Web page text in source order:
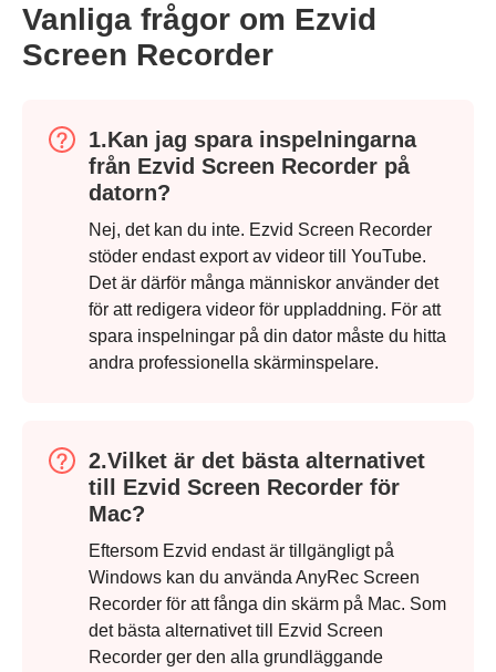
Steg 3.
Vanliga frågor om Ezvid
Screen Recorder
1.Kan jag spara inspelningarna
från Ezvid Screen Recorder på
datorn?
Nej, det kan du inte. Ezvid Screen Recorder
stöder endast export av videor till YouTube.
Det är därför många människor använder det
för att redigera videor för uppladdning. För att
spara inspelningar på din dator måste du hitta
andra professionella skärminspelare.
2.Vilket är det bästa alternativet
till Ezvid Screen Recorder för
Mac?
Eftersom Ezvid endast är tillgängligt på
Windows kan du använda AnyRec Screen
Recorder för att fånga din skärm på Mac. Som
det bästa alternativet till Ezvid Screen
Recorder ger den alla grundläggande